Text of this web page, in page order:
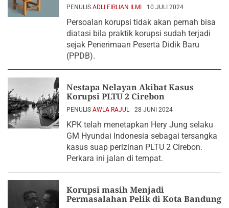
PENULIS ADLI FIRLIAN ILMI 10 JULI 2024
Persoalan korupsi tidak akan pernah bisa
diatasi bila praktik korupsi sudah terjadi
sejak Penerimaan Peserta Didik Baru
(PPDB).
Nestapa Nelayan Akibat Kasus
Korupsi PLTU 2 Cirebon
PENULIS AWLA RAJUL 28 JUNI 2024
KPK telah menetapkan Hery Jung selaku
GM Hyundai Indonesia sebagai tersangka
kasus suap perizinan PLTU 2 Cirebon.
Perkara ini jalan di tempat.
Korupsi masih Menjadi
Permasalahan Pelik di Kota Bandung